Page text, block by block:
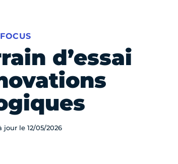
d’essai
FOCUS
jour le 12/05/2026